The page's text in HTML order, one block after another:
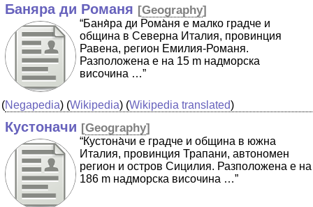
Баняра ди Романя [Geography]
“Баня̀ра ди Рома̀ня е малко градче и
община в Северна Италия, провинция
Равена, регион Емилия-Романя.
Разположена е на 15 m надморска
височина …”
(Negapedia) (Wikipedia) (Wikipedia translated)
Кустоначи [Geography]
“Кустона̀чи е градче и община в южна
Италия, провинция Трапани, автономен
регион и остров Сицилия. Разположена е на
186 m надморска височина …”